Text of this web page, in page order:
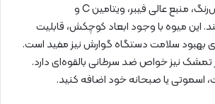
تمشک‌های ریز و خوش‌رنگ، منبع عالی فیبر، ویتامین C و
این میوه با وجود ابعاد کوچکش، قابلیت
بهبود سلامت دستگاه گوارش نیز مفید است.
تمشک نیز خواص ضد سرطانی بالقوه‌ای دارد.
اسموتی یا صبحانه خود اضافه کنید.